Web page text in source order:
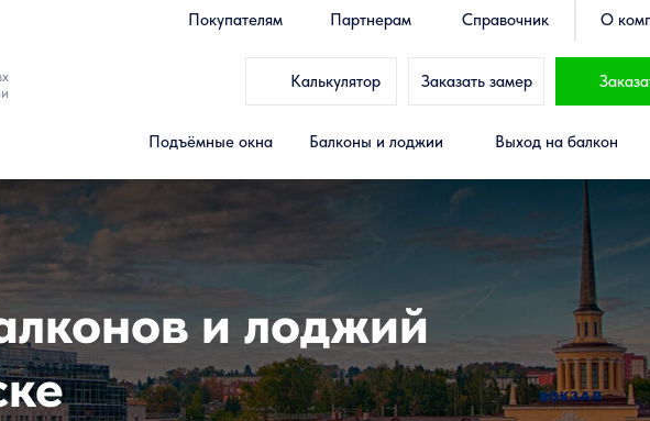
Калькулятор Заказать замер
Покупателям Партнерам Справочник
Выход на балкон
Балконы и лоджии
Подъёмные окна
О
и лоджий